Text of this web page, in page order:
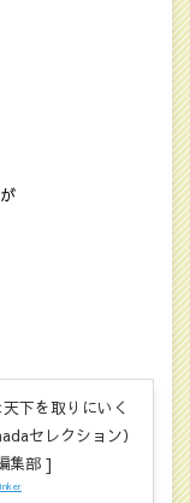
下を取りにいく
セレクション）
集部 ]